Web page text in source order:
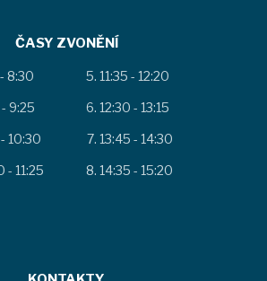
ČASY ZVONĚNÍ
8:30
9:25
10:30
- 11:25
11:35 - 12:20
12:30 - 13:15
13:45 - 14:30
14:35 - 15:20